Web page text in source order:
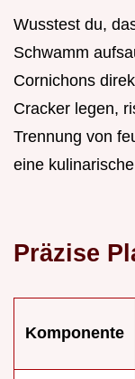
Wusstest du,
Schwamm
Cornichons
Cracker legen,
Trennung von
eine
Präzise
Komponente